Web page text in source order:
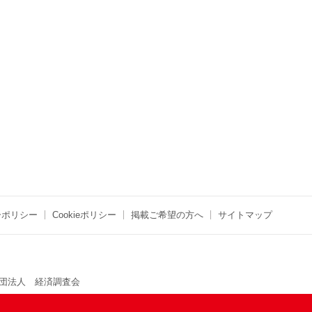
リシー Cookieポリシー 掲載ご希望の方へ サイトマップ
法人 経済調査会